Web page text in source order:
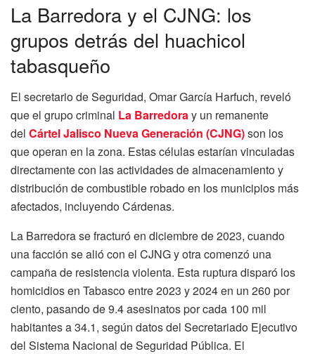
La Barredora y el CJNG: los
grupos detrás del huachicol
tabasqueño
El secretario de Seguridad, Omar García Harfuch, reveló
que el grupo criminal La Barredoray un remanente
del Cártel Jalisco Nueva Generación (CJNG)son los
que operan en la zona. Estas células estarían vinculadas
directamente con las actividades de almacenamiento y
distribución de combustible robado en los municipios más
afectados, incluyendo Cárdenas.
La Barredora se fracturó en diciembre de 2023, cuando
una facción se alió con el CJNG y otra comenzó una
campaña de resistencia violenta. Esta ruptura disparó los
homicidios en Tabasco entre 2023 y 2024 en un 260 por
ciento, pasando de 9.4 asesinatos por cada 100 mil
habitantes a 34.1, según datos del Secretariado Ejecutivo
del Sistema Nacional de Seguridad Pública. El